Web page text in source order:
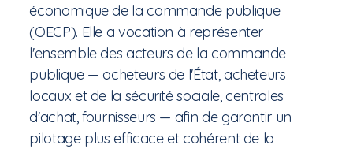
économique de la commande publique
(OECP). Elle a vocation à représenter
l'ensemble des acteurs de la commande
publique — acheteurs de l'État, acheteurs
locaux et de la sécurité sociale, centrales
d'achat, fournisseurs — afin de garantir un
pilotage plus efficace et cohérent de la